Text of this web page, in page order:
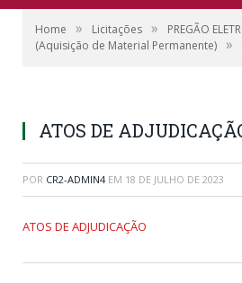
Home » Licitações »
PREGÃO
(Aquisição de Material Permanente) »
ATOS DE
POR CR2-ADMIN4 EM 18 DE JULHO DE 2023
ATOS DE ADJUDICAÇÃO